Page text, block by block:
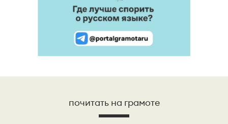
почитать на грамоте